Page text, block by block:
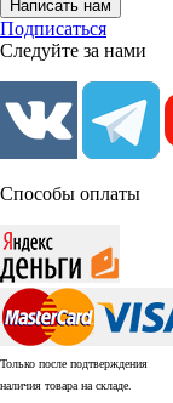
Написать нам
Подписаться
Следуйте за нами
Способы оплаты
Только после подтверждения
наличия товара на складе.